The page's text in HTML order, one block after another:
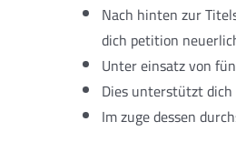
Nach hinten zur
dich petition
Unter einsatz von
Dies unterstützt dich
Im zuge dessen